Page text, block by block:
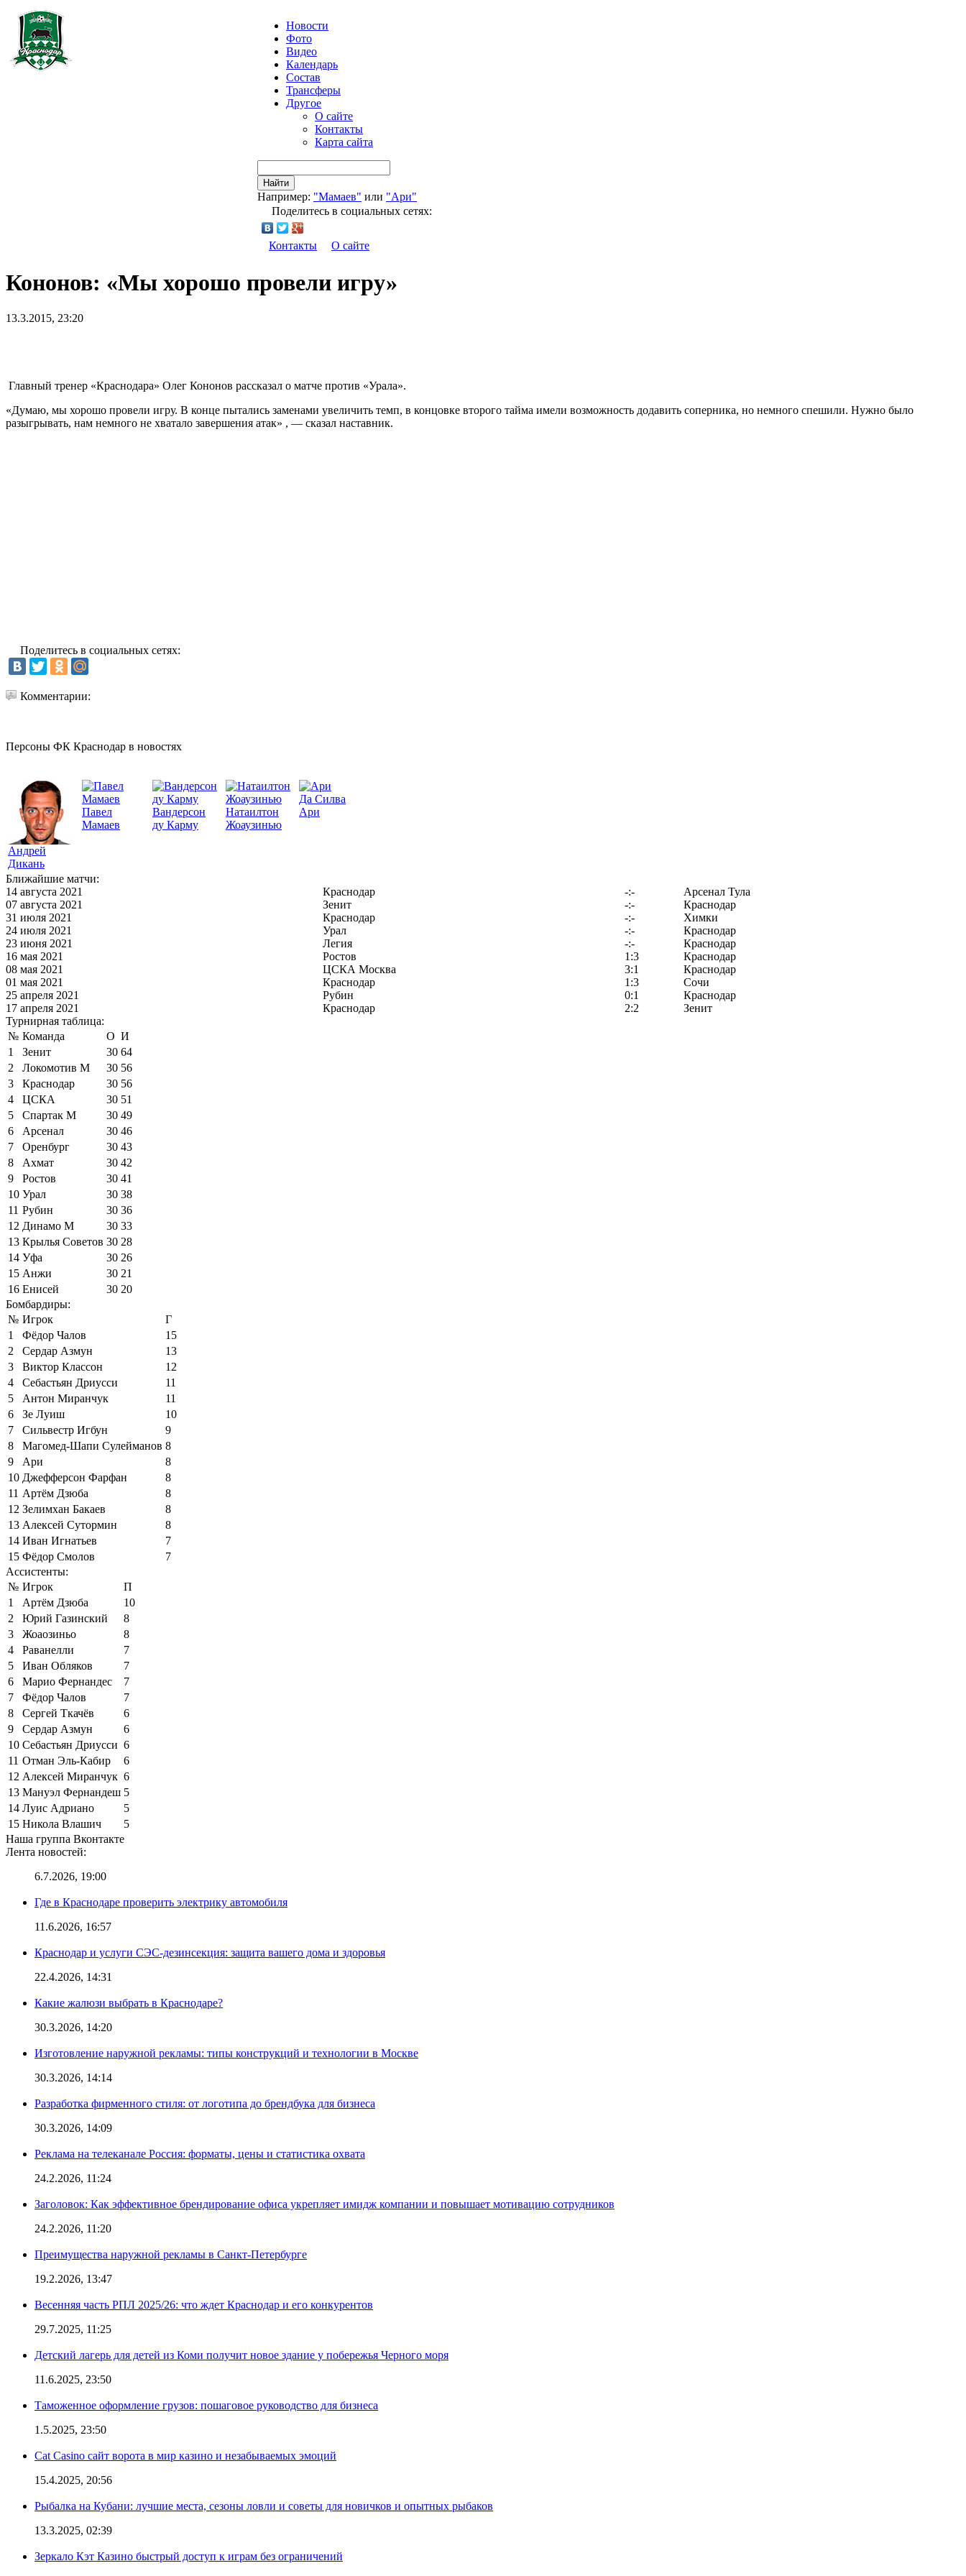
Новости
Фото
Видео
Календарь
Состав
Трансферы
Другое
О сайте
Контакты
Карта сайта
Найти
Например: "Мамаев" или "Ари"
Поделитесь в социальных сетях:
Контакты О сайте
Кононов: «Мы хорошо провели игру»
13.3.2015, 23:20
Главный тренер «Краснодара» Олег Кононов рассказал о матче против «Урала».
«Думаю, мы хорошо провели игру. В конце пытались заменами увеличить темп, в концовке второго тайма имели возможность додавить соперника, но немного спешили. Нужно было
разыгрывать, нам немного не хватало завершения атак» , — сказал наставник.
Поделитесь в социальных сетях:
Комментарии:
Персоны ФК Краснодар в новостях
Андрей
Дикань
Павел
Мамаев
Вандерсон
ду Карму
Натаилтон
Жоаузинью
Да Силва
Ари
Ближайшие матчи:
14 августа 2021
Краснодар -:-
Арсенал Тула
07 августа 2021
Зенит -:-
Краснодар
31 июля 2021
Краснодар -:-
Химки
24 июля 2021
Урал -:-
Краснодар
23 июня 2021
Легия -:-
Краснодар
16 мая 2021
Ростов 1:3
Краснодар
08 мая 2021
ЦСКА Москва 3:1
Краснодар
01 мая 2021
Краснодар 1:3
Сочи
25 апреля 2021
Рубин 0:1
Краснодар
17 апреля 2021
Краснодар 2:2
Зенит
Турнирная таблица:
№ Команда О И
1
Зенит 30 64
2
Локомотив М 30 56
3
Краснодар 30 56
4
ЦСКА 30 51
5
Спартак М 30 49
6
Арсенал 30 46
7
Оренбург 30 43
8
Ахмат 30 42
9
Ростов 30 41
10 Урал 30 38
11 Рубин 30 36
12 Динамо М 30 33
13 Крылья Советов 30 28
14 Уфа 30 26
15 Анжи 30 21
16 Енисей 30 20
Бомбардиры:
№ Игрок
Г
1
Фёдор Чалов
15
2
Сердар Азмун
13
3
Виктор Классон
12
4
Себастьян Дриусси
11
5
Антон Миранчук
11
6
Зе Луиш
10
7
Сильвестр Игбун
9
8
Магомед-Шапи Сулейманов 8
9
Ари
8
10 Джефферсон Фарфан
8
11 Артём Дзюба
8
12 Зелимхан Бакаев
8
13 Алексей Сутормин
8
14 Иван Игнатьев
7
15 Фёдор Смолов
7
Ассистенты:
№ Игрок
П
1
Артём Дзюба
10
2
Юрий Газинский
8
3
Жоаозиньо
8
4
Раванелли
7
5
Иван Обляков
7
6
Марио Фернандес
7
7
Фёдор Чалов
7
8
Сергей Ткачёв
6
9
Сердар Азмун
6
10 Себастьян Дриусси 6
11 Отман Эль-Кабир
6
12 Алексей Миранчук 6
13 Мануэл Фернандеш 5
14 Луис Адриано
5
15 Никола Влашич
5
Наша группа Вконтакте
Лента новостей:
6.7.2026, 19:00
Где в Краснодаре проверить электрику автомобиля
11.6.2026, 16:57
Краснодар и услуги СЭС-дезинсекция: защита вашего дома и здоровья
22.4.2026, 14:31
Какие жалюзи выбрать в Краснодаре?
30.3.2026, 14:20
Изготовление наружной рекламы: типы конструкций и технологии в Москве
30.3.2026, 14:14
Разработка фирменного стиля: от логотипа до брендбука для бизнеса
30.3.2026, 14:09
Реклама на телеканале Россия: форматы, цены и статистика охвата
24.2.2026, 11:24
Заголовок: Как эффективное брендирование офиса укрепляет имидж компании и повышает мотивацию сотрудников
24.2.2026, 11:20
Преимущества наружной рекламы в Санкт-Петербурге
19.2.2026, 13:47
Весенняя часть РПЛ 2025/26: что ждет Краснодар и его конкурентов
29.7.2025, 11:25
Детский лагерь для детей из Коми получит новое здание у побережья Черного моря
11.6.2025, 23:50
Таможенное оформление грузов: пошаговое руководство для бизнеса
1.5.2025, 23:50
Cat Casino сайт ворота в мир казино и незабываемых эмоций
15.4.2025, 20:56
Рыбалка на Кубани: лучшие места, сезоны ловли и советы для новичков и опытных рыбаков
13.3.2025, 02:39
Зеркало Кэт Казино быстрый доступ к играм без ограничений